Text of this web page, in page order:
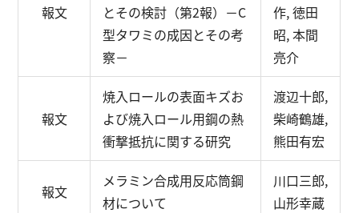
報文
とその検討（第2報） －C
型タワミの成因とその考
察－
作, 徳田
昭, 本間
亮介
報文
焼入ロールの表面キズお
よび焼入ロール用鋼の熱
衝撃抵抗に関する研究
渡辺十郎,
柴崎鶴雄,
熊田有宏
報文
メラミン合成用反応筒鋼
材について
川口三郎,
山形幸蔵